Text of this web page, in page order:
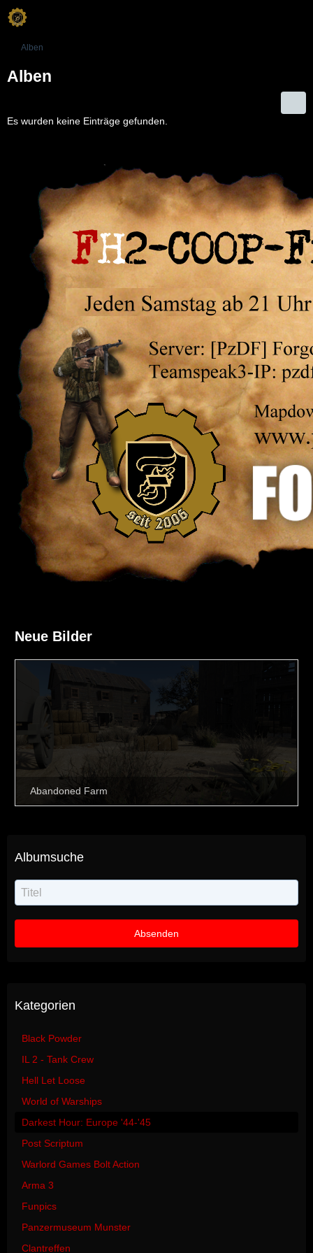
Alben
Alben
Es wurden keine Einträge gefunden.
Neue Bilder
Albumsuche
Kategorien
Black Powder
IL 2 - Tank Crew
Hell Let Loose
World of Warships
Darkest Hour: Europe '44-'45
Post Scriptum
Warlord Games Bolt Action
Arma 3
Funpics
Panzermuseum Munster
Clantreffen